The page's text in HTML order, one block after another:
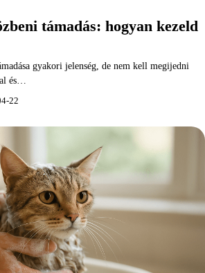
támadás: hogyan kezeld
gyakori jelenség, de nem kell megijedni
és…
22